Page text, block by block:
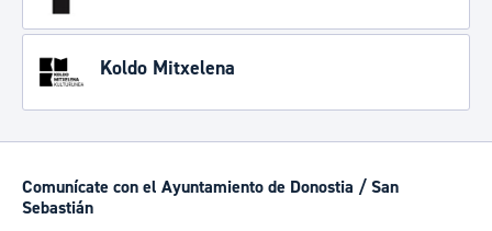
Koldo Mitxelena
Comunícate con el Ayuntamiento de Donostia / San
Sebastián